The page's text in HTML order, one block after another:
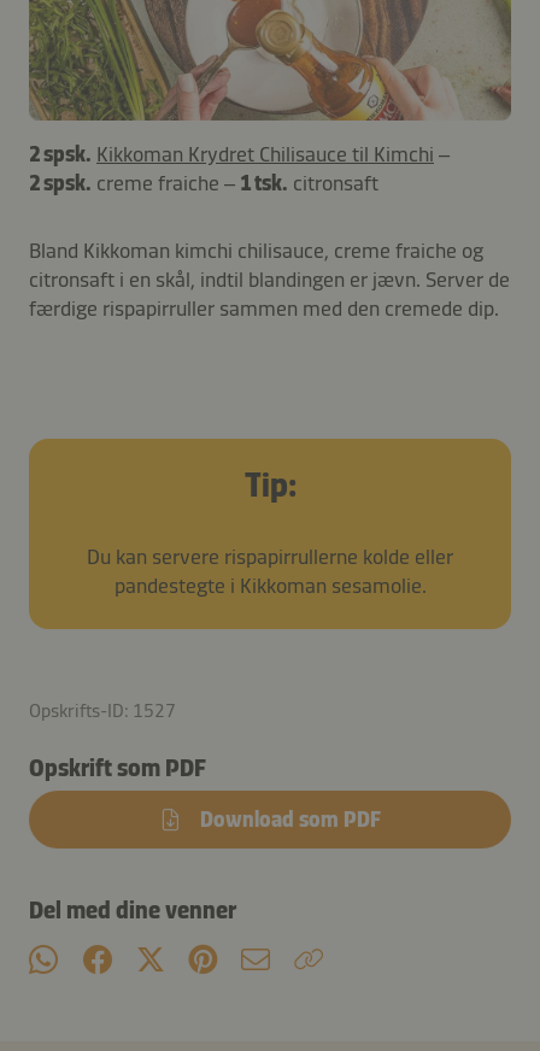
2 spsk. Kikkoman Krydret Chilisauce til Kimchi –
2 spsk. creme fraiche – 1 tsk. citronsaft
Bland Kikkoman kimchi chilisauce, creme fraiche og
citronsaft i en skål, indtil blandingen er jævn. Server de
færdige rispapirruller sammen med den cremede dip.
Tip:
Du kan servere rispapirrullerne kolde eller
pandestegte i Kikkoman sesamolie.
Opskrifts-ID: 1527
Opskrift som PDF
Download som PDF
Del med dine venner